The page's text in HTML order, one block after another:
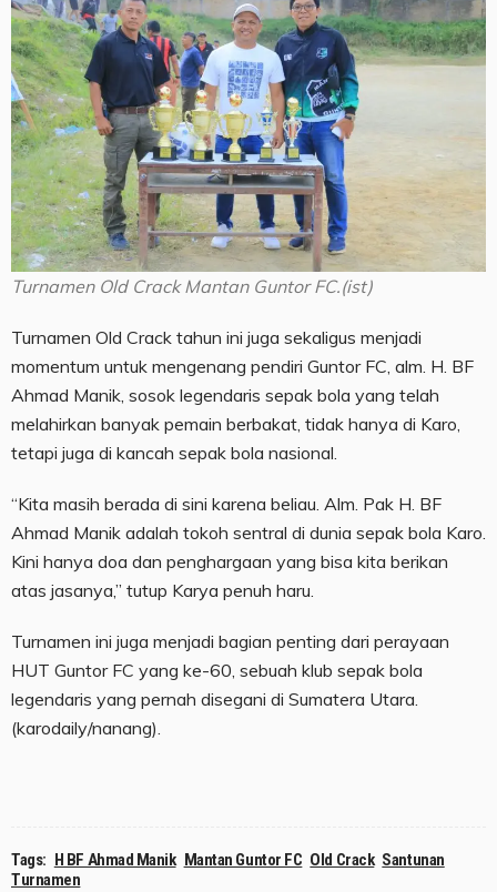
Turnamen Old Crack Mantan Guntor FC.(ist)
Turnamen Old Crack tahun ini juga sekaligus menjadi
momentum untuk mengenang pendiri Guntor FC, alm. H. BF
Ahmad Manik, sosok legendaris sepak bola yang telah
melahirkan banyak pemain berbakat, tidak hanya di Karo,
tetapi juga di kancah sepak bola nasional.
“Kita masih berada di sini karena beliau. Alm. Pak H. BF
Ahmad Manik adalah tokoh sentral di dunia sepak bola Karo.
Kini hanya doa dan penghargaan yang bisa kita berikan
atas jasanya,” tutup Karya penuh haru.
Turnamen ini juga menjadi bagian penting dari perayaan
HUT Guntor FC yang ke-60, sebuah klub sepak bola
legendaris yang pernah disegani di Sumatera Utara.
(karodaily/nanang).
Tags: H BF Ahmad Manik Mantan Guntor FC Old Crack Santunan
Turnamen